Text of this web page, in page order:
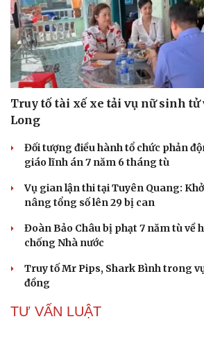
Truy tố tài xế xe tải vụ nữ sinh tử
Long
Đối tượng điều hành tổ chức phản
giáo lĩnh án 7 năm 6 tháng tù
Vụ gian lận thi tại Tuyên Quang:
nâng tổng số lên 29 bị can
Đoàn Bảo Châu bị phạt 7 năm tù về
chống Nhà nước
Truy tố Mr Pips, Shark Bình trong
đồng
TƯ VẤN LUẬT